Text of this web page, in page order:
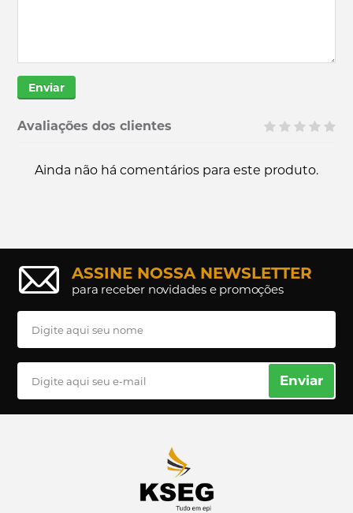
Enviar
Avaliações dos clientes
Ainda não há comentários para este produto.
ASSINE NOSSA NEWSLETTER
para receber novidades e promoções
Enviar